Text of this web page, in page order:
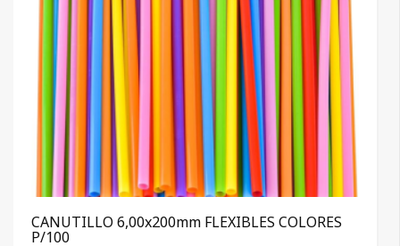
CANUTILLO 6,00x200mm FLEXIBLES COLORES
P/100